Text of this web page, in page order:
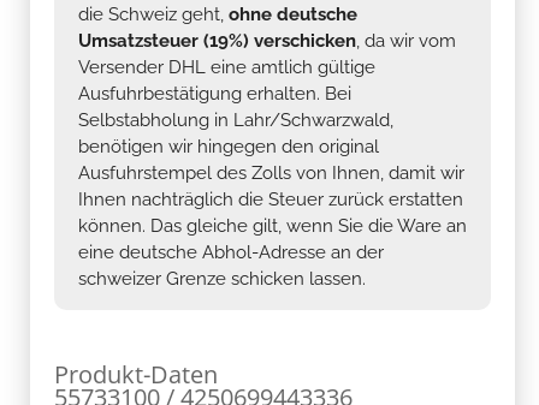
die Schweiz geht, ohne deutsche
Umsatzsteuer (19%) verschicken, da wir vom
Versender DHL eine amtlich gültige
Ausfuhrbestätigung erhalten. Bei
Selbstabholung in Lahr/Schwarzwald,
benötigen wir hingegen den original
Ausfuhrstempel des Zolls von Ihnen, damit wir
Ihnen nachträglich die Steuer zurück erstatten
können. Das gleiche gilt, wenn Sie die Ware an
eine deutsche Abhol-Adresse an der
schweizer Grenze schicken lassen.
Produkt-Daten
55733100 / 4250699443336